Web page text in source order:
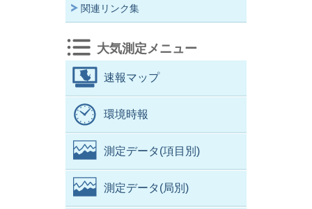
関連リンク集
大気測定メニュー
速報マップ
環境時報
測定データ(項目別)
測定データ(局別)